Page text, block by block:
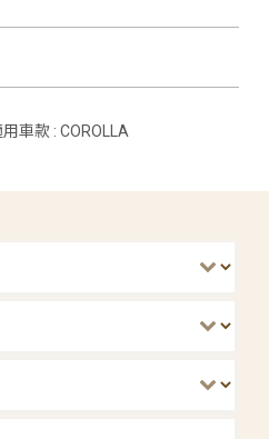
車款 : COROLLA